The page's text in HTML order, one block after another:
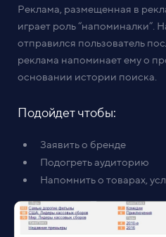
Реклама, размещенная в
играет роль “напоминалки”.
отправился пользователь
реклама напоминает ему о
основании истории поиска.
Подойдет чтобы:
Заявить о бренде
Подогреть аудиторию
Напомнить о товарах,